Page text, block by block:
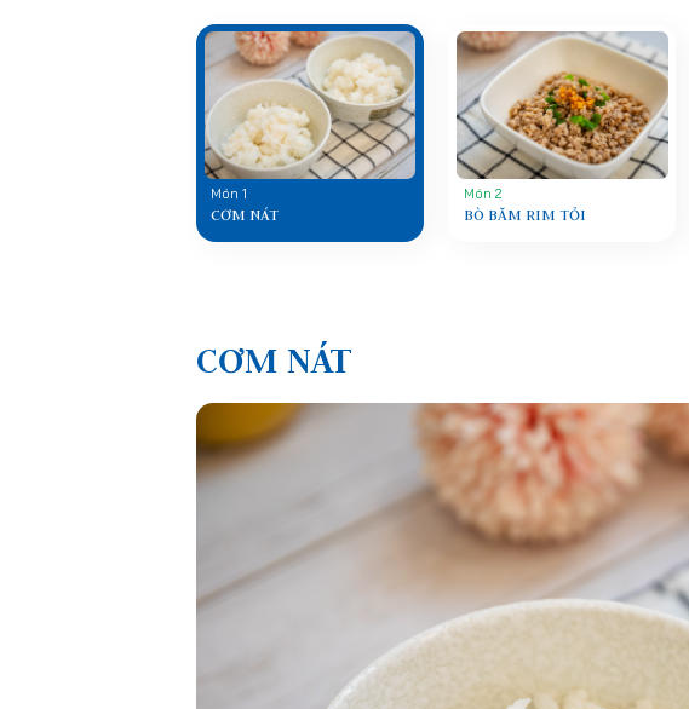
Món 1
CƠM NÁT
Món 2
BÒ BĂM RIM TỎI
CƠM NÁT